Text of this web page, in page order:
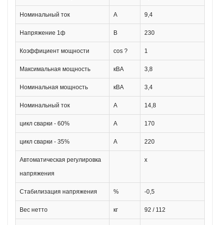
Номинальный ток A 9,4
Напряжение 1ф В 230
Коэффициент мощности cos ? 1
Максимальная мощность кВА 3,8
Номинальная мощность кВА 3,4
Номинальный ток A 14,8
цикл сварки - 60% A 170
цикл сварки - 35% A 220
Автоматическая регулировка
напряжения
x
Стабилизация напряжения % -0,5
Вес нетто кг 92 / 112